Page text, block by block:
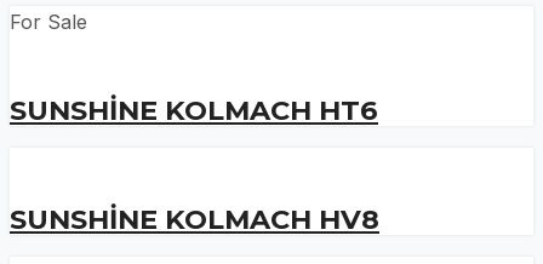
For Sale
SUNSHINE KOLMACH HT6
SUNSHINE KOLMACH HV8